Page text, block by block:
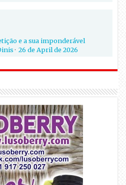
e a sua imponderável
·26 de April de 2026